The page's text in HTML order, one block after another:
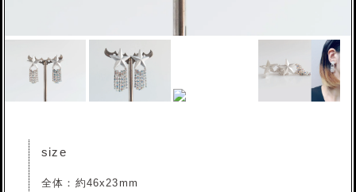
size
全体：約46x23mm